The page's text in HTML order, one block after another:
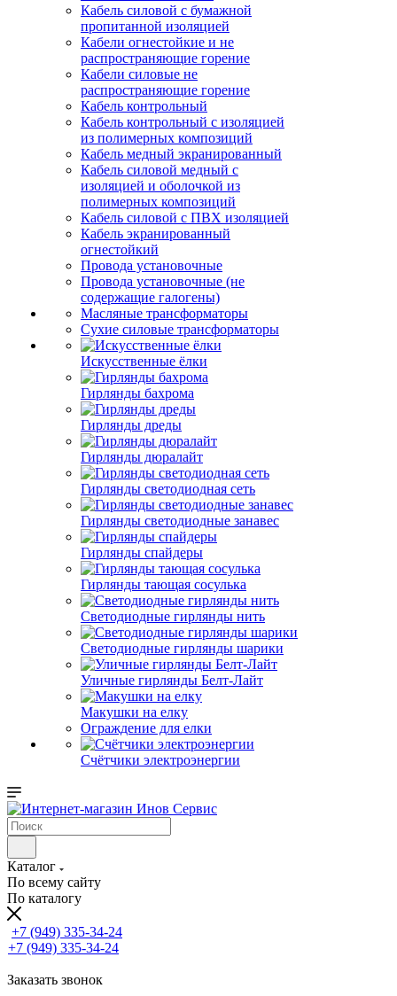
Кабель силовой с бумажной
пропитанной изоляцией
Кабели огнестойкие и не
распространяющие горение
Кабели силовые не
распространяющие горение
Кабель контрольный
Кабель контрольный с изоляцией
из полимерных композиций
Кабель медный экранированный
Кабель силовой медный с
изоляцией и оболочкой из
полимерных композиций
Кабель силовой с ПВХ изоляцией
Кабель экранированный
огнестойкий
Провода установочные
Провода установочные (не
содержащие галогены)
Масляные трансформаторы
Сухие силовые трансформаторы
Искусственные ёлки
Гирлянды бахрома
Гирлянды дреды
Гирлянды дюралайт
Гирлянды светодиодная сеть
Гирлянды светодиодные занавес
Гирлянды спайдеры
Гирлянды тающая сосулька
Светодиодные гирлянды нить
Светодиодные гирлянды шарики
Уличные гирлянды Белт-Лайт
Макушки на елку
Ограждение для елки
Счётчики электроэнергии
Каталог
По всему сайту
По каталогу
+7 (949) 335-34-24
+7 (949) 335-34-24
Заказать звонок